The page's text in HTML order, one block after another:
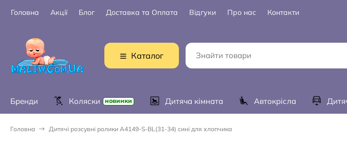
Головна Акції Блог Доставка та Оплата Відгуки Про нас Контакти
Каталог
Бренди Коляски новинки Дитяча кімната Автокрісла
Головна Дитячі розсувні ролики A4149-S-BL(31-34) сині для хлопчика